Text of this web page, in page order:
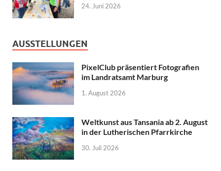
24. Juni 2026
AUSSTELLUNGEN
PixelClub präsentiert Fotografien
im Landratsamt Marburg
1. August 2026
Weltkunst aus Tansania ab 2. August
in der Lutherischen Pfarrkirche
30. Juli 2026